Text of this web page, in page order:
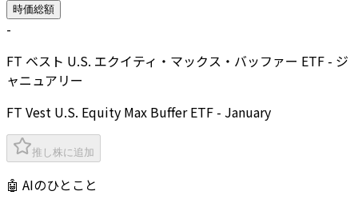
時価総額
-
FT ベスト U.S. エクイティ・マックス・バッファー ETF - ジ
ャニュアリー
FT Vest U.S. Equity Max Buffer ETF - January
推し株に追加
🤖 AIのひとこと